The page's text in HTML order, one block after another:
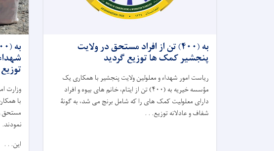
به (۴۰۰) تن از افراد مستحق در ولایت
پنجشیر کمک ها توزیع گردید
ریاست امور شهداء و معلولین ولایت پنجشیر با همکاری یک
مؤسسه خیریه به (۴۰۰) تن از ایتام، خانم های بیوه و افراد
دارای معلولیت کمک های را که شامل برنج می شد، به گونۀ
شفاف و عادلانه توزیع. . .
وزارت
با
مستحق
نمودند.
این. . .